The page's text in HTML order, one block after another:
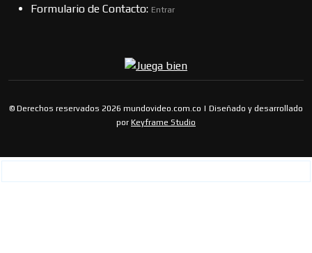
Formulario de Contacto: Entrar
© Derechos reservados 2026 mundovideo.com.co | Diseñado y desarrollado
por Keyframe Studio